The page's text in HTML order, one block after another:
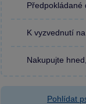
Předpokládané
K vyzvednutí
Nakupujte
Pohlídat